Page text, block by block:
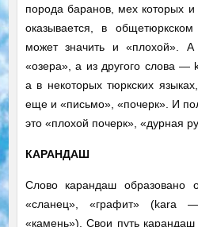
порода баранов, мех которых
оказывается, в
может значить и «плохой».
«озера», а из другого слова —
а в некоторых тюркских
еще и «письмо», «почерк». И
это «плохой почерк», «дурная
КАРАНДАШ
Слово карандаш образовано
«сланец», «графит»
«камень»). Свои путь